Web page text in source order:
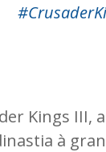
Kings III,
à